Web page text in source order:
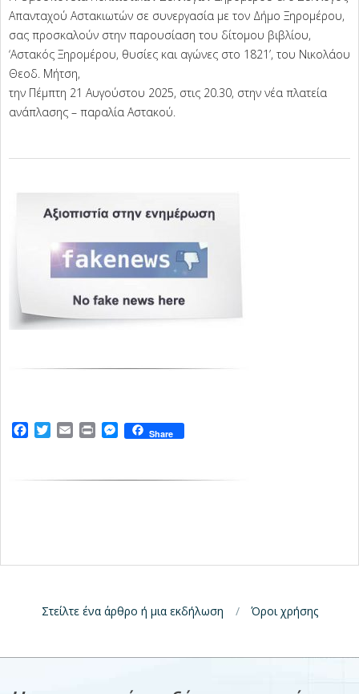
Απανταχού Αστακιωτών σε συνεργασία με τον Δήμο Ξηρομέρου,
σας προσκαλούν στην παρουσίαση του δίτομου βιβλίου,
‘Αστακός Ξηρομέρου, θυσίες και αγώνες στο 1821’, του Νικολάου
Θεοδ. Μήτση,
την Πέμπτη 21 Αυγούστου 2025, στις 20.30, στην νέα πλατεία
ανάπλασης – παραλία Αστακού.
Facebook
TwitterEmailPrintMessenger
Share
Στείλτε ένα άρθρο ή μια εκδήλωση Όροι χρήσης